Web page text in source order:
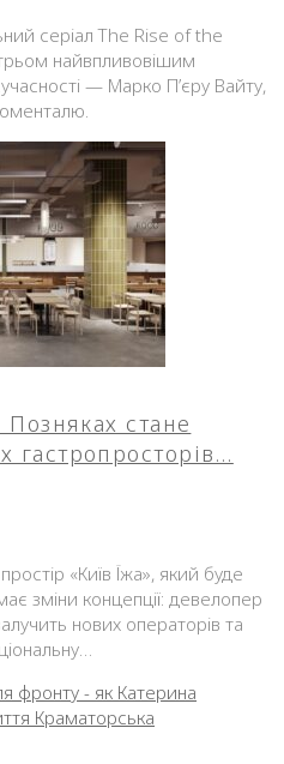
серіал The Rise of the
найвпливовішим
— Марко П’єру Вайту,
Позняках стане
гастропросторів…
«Київ Їжа», який буде
зміни концепції: девелопер
нових операторів та